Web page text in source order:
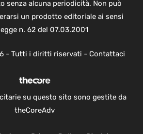
senza alcuna periodicità. Non può
un prodotto editoriale ai sensi
n. 62 del 07.03.2001
- Tutti i diritti riservati - Contattaci
su questo sito sono gestite da
theCoreAdv